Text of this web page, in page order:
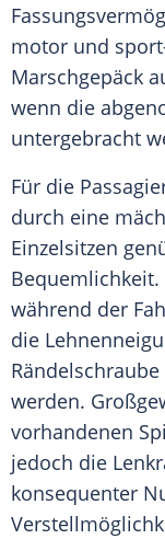
motor und
Marschgepäck
wenn die
untergebracht
Für die
durch eine
Einzelsitzen
Bequemlichkeit.
während der
die
werden.
vorhandenen
jedoch die
konsequenter